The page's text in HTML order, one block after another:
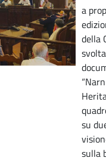
a
della
su
sulla